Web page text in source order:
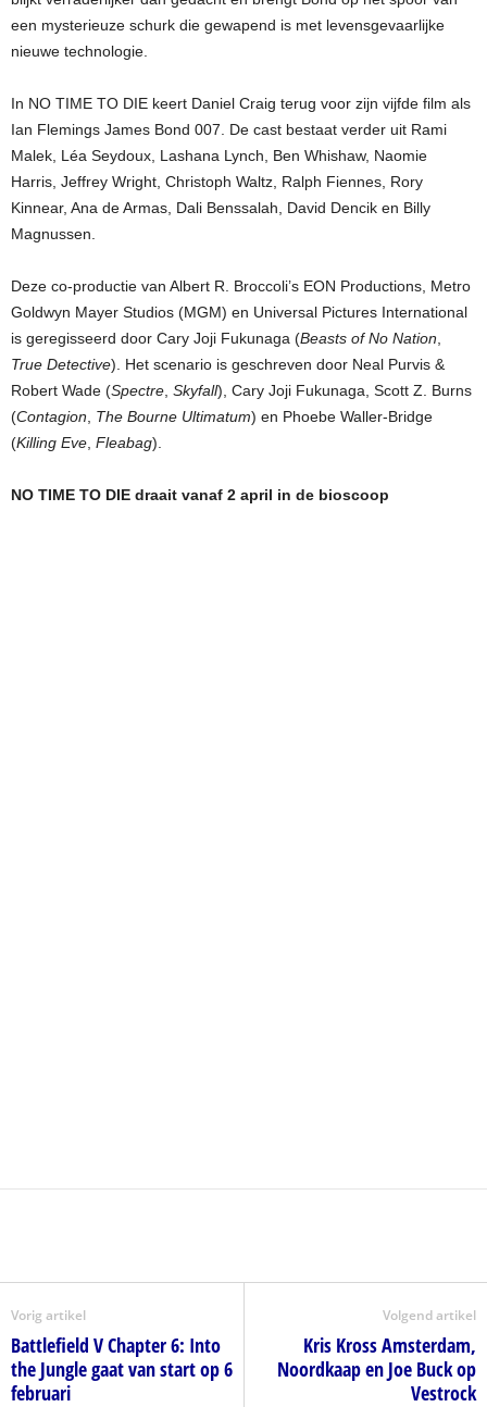
een mysterieuze schurk die gewapend is met levensgevaarlijke
nieuwe technologie.
In NO TIME TO DIE keert Daniel Craig terug voor zijn vijfde film als
Ian Flemings James Bond 007. De cast bestaat verder uit Rami
Malek, Léa Seydoux, Lashana Lynch, Ben Whishaw, Naomie
Harris, Jeffrey Wright, Christoph Waltz, Ralph Fiennes, Rory
Kinnear, Ana de Armas, Dali Benssalah, David Dencik en Billy
Magnussen.
Deze co-productie van Albert R. Broccoli’s EON Productions, Metro
Goldwyn Mayer Studios (MGM) en Universal Pictures International
is geregisseerd door Cary Joji Fukunaga (Beasts of No Nation
True Detective). Het scenario is geschreven door Neal Purvis &
Robert Wade (Spectre Skyfall), Cary Joji Fukunaga, Scott Z. Burns
(Contagion The Bourne Ultimatum) en Phoebe Waller-Bridge
(Killing Eve Fleabag).
NO TIME TO DIE draait vanaf 2 april in de bioscoop
Vorig artikel
Battlefield V Chapter 6: Into
the Jungle gaat van start op 6
februari
Volgend artikel
Kris Kross Amsterdam,
Noordkaap en Joe Buck op
Vestrock